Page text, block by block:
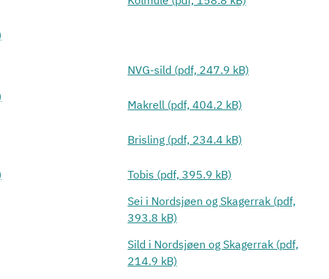
NVG-sild (pdf, 247.9 kB)
Makrell (pdf, 404.2 kB)
Brisling (pdf, 234.4 kB)
Tobis (pdf, 395.9 kB)
Sei i Nordsjøen og Skagerrak (pdf,
393.8 kB)
Sild i Nordsjøen og Skagerrak (pdf,
214.9 kB)